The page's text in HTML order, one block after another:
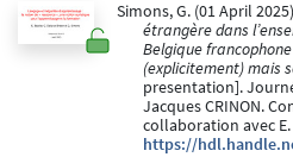
Simons, G. (01 April
étrangère dans
Belgique
(explicitement) mais
presentation].
Jacques CRINON.
collaboration avec
https://